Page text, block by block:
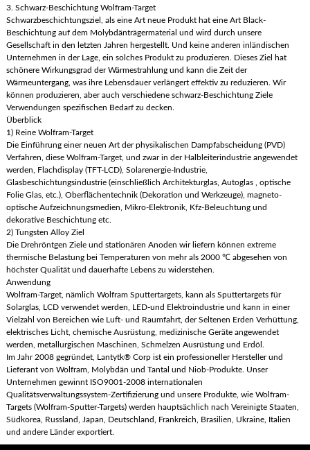
3. Schwarz-Beschichtung Wolfram-Target
Schwarzbeschichtungsziel, als eine Art neue Produkt hat eine Art Black-
Beschichtung auf dem Molybdänträgermaterial und wird durch unsere
Gesellschaft in den letzten Jahren hergestellt. Und keine anderen inländischen
Unternehmen in der Lage, ein solches Produkt zu produzieren. Dieses Ziel hat
schönere Wirkungsgrad der Wärmestrahlung und kann die Zeit der
Wärmeuntergang, was ihre Lebensdauer verlängert effektiv zu reduzieren. Wir
können produzieren, aber auch verschiedene schwarz-Beschichtung Ziele
Verwendungen spezifischen Bedarf zu decken.
Überblick
1) Reine Wolfram-Target
Die Einführung einer neuen Art der physikalischen Dampfabscheidung (PVD)
Verfahren, diese Wolfram-Target, und zwar in der Halbleiterindustrie angewendet
werden, Flachdisplay (TFT-LCD), Solarenergie-Industrie,
Glasbeschichtungsindustrie (einschließlich Architekturglas, Autoglas , optische
Folie Glas, etc.), Oberflächentechnik (Dekoration und Werkzeuge), magneto-
optische Aufzeichnungsmedien, Mikro-Elektronik, Kfz-Beleuchtung und
dekorative Beschichtung etc.
2) Tungsten Alloy Ziel
Die Drehröntgen Ziele und stationären Anoden wir liefern können extreme
thermische Belastung bei Temperaturen von mehr als 2000 ℃ abgesehen von
höchster Qualität und dauerhafte Lebens zu widerstehen.
Anwendung
Wolfram-Target, nämlich Wolfram Sputtertargets, kann als Sputtertargets für
Solarglas, LCD verwendet werden, LED-und Elektroindustrie und kann in einer
Vielzahl von Bereichen wie Luft- und Raumfahrt, der Seltenen Erden Verhüttung,
elektrisches Licht, chemische Ausrüstung, medizinische Geräte angewendet
werden, metallurgischen Maschinen, Schmelzen Ausrüstung und Erdöl.
Im Jahr 2008 gegründet, Lantytk® Corp ist ein professioneller Hersteller und
Lieferant von Wolfram, Molybdän und Tantal und Niob-Produkte. Unser
Unternehmen gewinnt ISO9001-2008 internationalen
Qualitätsverwaltungssystem-Zertifizierung und unsere Produkte, wie Wolfram-
Targets (Wolfram-Sputter-Targets) werden hauptsächlich nach Vereinigte Staaten,
Südkorea, Russland, Japan, Deutschland, Frankreich, Brasilien, Ukraine, Italien
und andere Länder exportiert.